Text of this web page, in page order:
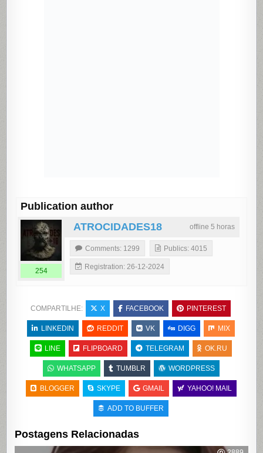
Publication author
offline 5 horas
ATROCIDADES18
254
Comments: 1299 Publics: 4015
Registration: 26-12-2024
COMPARTILHE: X FACEBOOK PINTEREST
LINKEDIN REDDIT VK DIGG MIX
LINE FLIPBOARD TELEGRAM OK.RU
WHATSAPP TUMBLR WORDPRESS
BLOGGER SKYPE GMAIL YAHOO! MAIL
ADD TO BUFFER
Postagens Relacionadas